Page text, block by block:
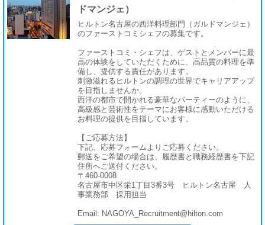
ドマンジェ）
ヒルトン名古屋の西洋料理部門（ガルドマンジェ）
のファーストコミシェフの募集です。
ファーストコミ・シェフは、ゲストとメンバーに最
高の体験をしていただくために、高品質の料理を準
備し、提供する責任があります。
刺激溢れるヒルトンの調理の世界でキャリアアップ
を目指しませんか。
西洋の都市で開かれる豪華なパーティーのように、
高級感と芸術性をテーマにお客様に感動いただける
お料理の提供を目指しています。
【ご応募方法】
下記、応募フォームよりご応募ください。
郵送をご希望の場合は、履歴書と職務経歴書を下記
住所へご送付ください。
〒460-0008
名古屋市中区栄1丁目3番3号 ヒルトン名古屋 人
事業務部 採用担当
Email: NAGOYA_Recruitment@hilton.com